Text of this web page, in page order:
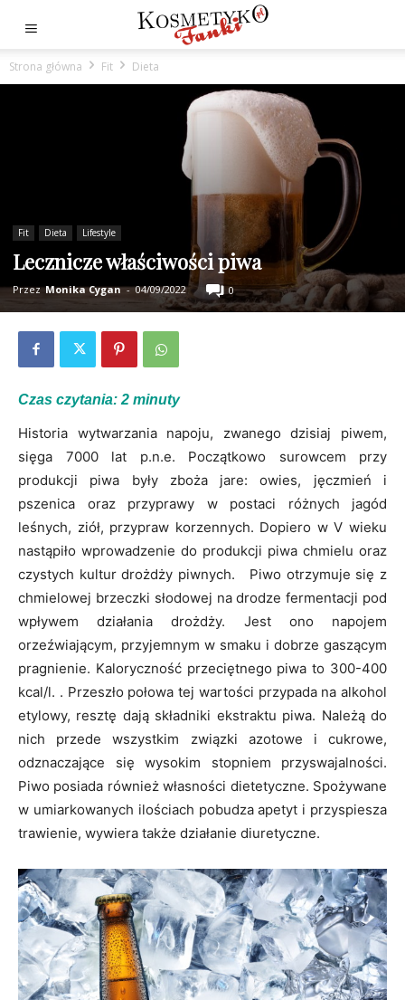
Strona główna Fit Dieta
Fit Dieta Lifestyle
Lecznicze właściwości piwa
Przez Monika Cygan - 04/09/2022 0
Czas czytania: 2 minuty
Historia wytwarzania napoju, zwanego dzisiaj piwem,
sięga 7000 lat p.n.e. Początkowo surowcem przy
produkcji piwa były zboża jare: owies, jęczmień i
pszenica oraz przyprawy w postaci różnych ja­gód
leśnych, ziół, przypraw korzennych. Dopiero w V wieku
nastąpiło wprowadzenie do produkcji piwa chmielu oraz
czystych kultur drożdży piwnych.
Piwo otrzymuje się z
chmielowej brzeczki słodowej na drodze fermentacji pod
wpływem działania drożdży. Jest ono napojem
orzeźwiającym, przyjemnym w smaku i dobrze gaszącym
pragnienie. Kaloryczność przeciętnego piwa to 300-400
kcal/l. . Przeszło połowa tej wartości przypada na alkohol
etylowy, resztę dają składniki eks­traktu piwa. Należą do
nich przede wszystkim związki azotowe i cu­krowe,
odznaczające się wysokim stopniem przyswajalności.
Piwo posiada również własności dietetyczne. Spożywane
w umiarkowanych ilościach pobudza apetyt i przyspiesza
trawienie, wywiera także działanie diuretyczne.